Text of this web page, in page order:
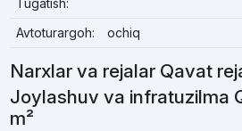
Tugatish:
Avtoturargoh:
ochiq
Narxlar va rejalar Qavat
Joylashuv va infratuzilma
m²